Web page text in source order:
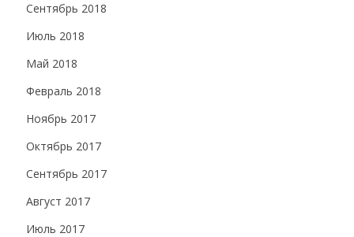
Сентябрь 2018
Июль 2018
Май 2018
Февраль 2018
Ноябрь 2017
Октябрь 2017
Сентябрь 2017
Август 2017
Июль 2017